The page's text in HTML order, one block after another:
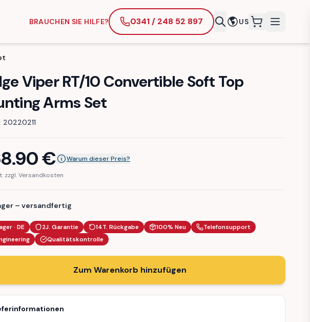
BRAUCHEN SIE HILFE? 0341 / 248 52 897 US
Viper RT/10 Convertible Soft Top
Arms Set
20220211
€
Warum dieser Preis?
zzgl. Versandkosten
– versandfertig
· DE 2J. Garantie 14T. Rückgabe 100% Neu
Telefonsupport
Qualitätskontrolle
Zum Warenkorb hinzufügen